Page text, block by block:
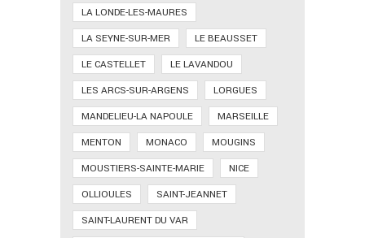
LA LONDE-LES-MAURES
LA SEYNE-SUR-MER
LE BEAUSSET
LE CASTELLET
LE LAVANDOU
LES ARCS-SUR-ARGENS
LORGUES
MANDELIEU-LA NAPOULE
MARSEILLE
MENTON
MONACO
MOUGINS
MOUSTIERS-SAINTE-MARIE
NICE
OLLIOULES
SAINT-JEANNET
SAINT-LAURENT DU VAR